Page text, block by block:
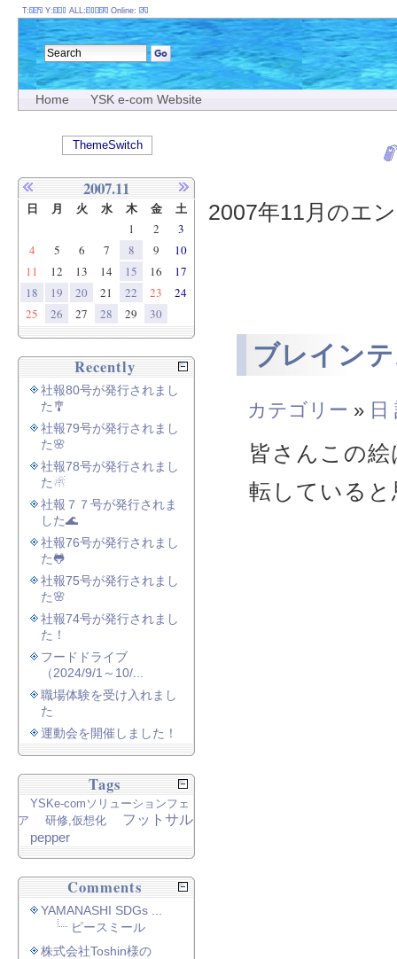
Home YSK e-com Website
2007年11月のエ
ブレイン
カテゴリー » 日
皆さんこの
転している
T: Y: ALL: Online:
ThemeSwitch
2007.11
日 月 火 水 木 金 土
1 2
3
4
5 6 7 8 9
10
11
12 13 14 15 16
17
18
19 20 21 22 23
24
25
26 27 28 29 30
Recently
社報80号が発行されまし
た🎐
社報79号が発行されまし
た🌸
社報78号が発行されまし
た☃
社報７７号が発行されま
した🌊
社報76号が発行されまし
た🐸
社報75号が発行されまし
た🌸
社報74号が発行されまし
た！
フードドライブ
（2024/9/1～10/...
職場体験を受け入れまし
た
運動会を開催しました！
Tags
YSKe-comソリューションフェ
ア
研修,仮想化
フットサル
pepper
Comments
YAMANASHI SDGs ...
ピースミール
株式会社Toshin様の